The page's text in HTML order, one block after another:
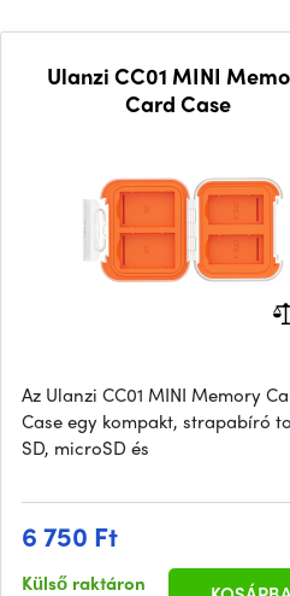
Ulanzi CC01 MINI
Card Case
Az Ulanzi CC01 MINI Memory
Case egy kompakt, strapabíró
SD, microSD és
6 750 Ft
Külső raktáron